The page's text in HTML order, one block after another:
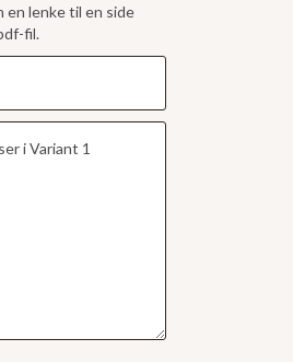
en lenke til en side
fil.